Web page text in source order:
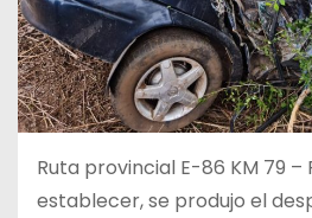
Ruta provincial E-86 KM 79 –
establecer, se produjo el